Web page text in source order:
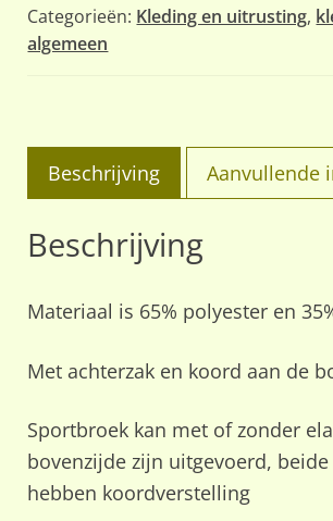
Categorieën: Kleding en uitrusting,
algemeen
Beschrijving Aanvullende
Beschrijving
Materiaal is 65% polyester en
Met achterzak en koord aan de
Sportbroek kan met of zonder
bovenzijde zijn uitgevoerd,
hebben koordverstelling